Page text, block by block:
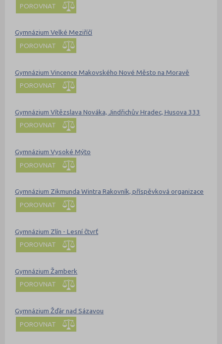
POROVNAT
Gymnázium Velké Meziříčí
POROVNAT
Gymnázium Vincence Makovského Nové Město na Moravě
POROVNAT
Gymnázium Vítězslava Nováka, Jindřichův Hradec, Husova 333
POROVNAT
Gymnázium Vysoké Mýto
POROVNAT
Gymnázium Zikmunda Wintra Rakovník, příspěvková organizace
POROVNAT
Gymnázium Zlín - Lesní čtvrť
POROVNAT
Gymnázium Žamberk
POROVNAT
Gymnázium Žďár nad Sázavou
POROVNAT